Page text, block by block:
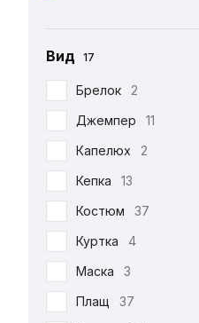
Вид 17
Брелок
2
Джемпер
11
Капелюх
2
Кепка
13
Костюм
37
Куртка
4
Маска
3
Плащ
37